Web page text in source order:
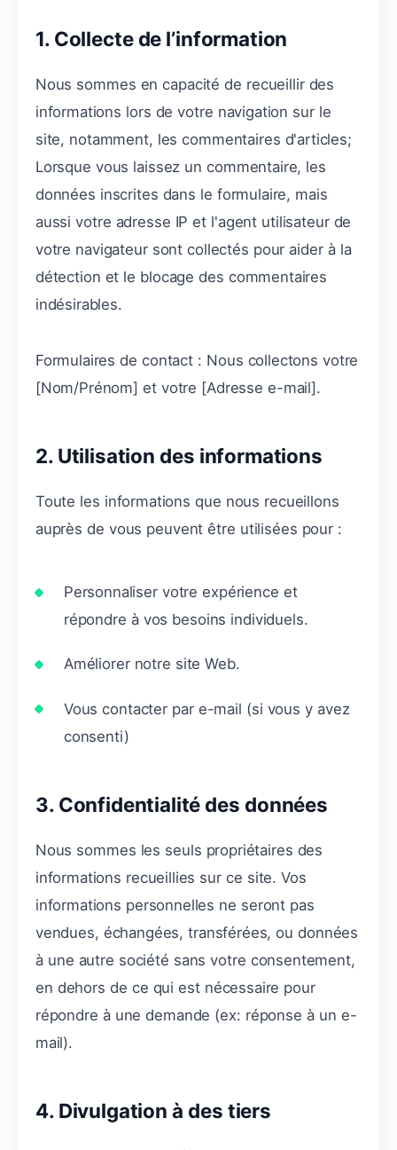
1. Collecte de l’information
Nous sommes en capacité de recueillir des
informations lors de votre navigation sur le
site, notamment, les commentaires d'articles;
Lorsque vous laissez un commentaire, les
données inscrites dans le formulaire, mais
aussi votre adresse IP et l'agent utilisateur de
votre navigateur sont collectés pour aider à la
détection et le blocage des commentaires
indésirables.
Formulaires de contact : Nous collectons votre
[Nom/Prénom] et votre [Adresse e-mail].
2. Utilisation des informations
Toute les informations que nous recueillons
auprès de vous peuvent être utilisées pour :
Personnaliser votre expérience et
répondre à vos besoins individuels.
Améliorer notre site Web.
Vous contacter par e-mail (si vous y avez
consenti)
3. Confidentialité des données
Nous sommes les seuls propriétaires des
informations recueillies sur ce site. Vos
informations personnelles ne seront pas
vendues, échangées, transférées, ou données
à une autre société sans votre consentement,
en dehors de ce qui est nécessaire pour
répondre à une demande (ex: réponse à un e-
mail).
4. Divulgation à des tiers